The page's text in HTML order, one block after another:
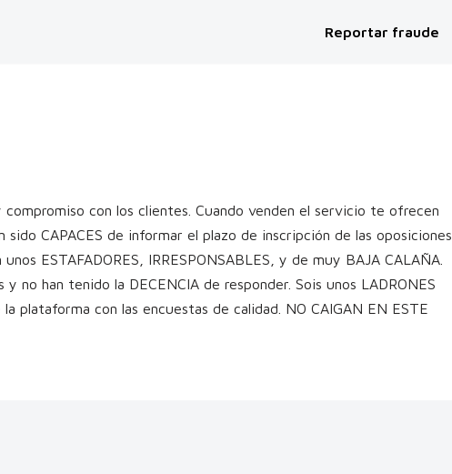
Reportar fraude
con los clientes. Cuando venden el servicio te ofrecen
CAPACES de informar el plazo de inscripción de las oposiciones,
ESTAFADORES, IRRESPONSABLES, y de muy BAJA CALAÑA.
no han tenido la DECENCIA de responder. Sois unos LADRONES
plataforma con las encuestas de calidad. NO CAIGAN EN ESTE